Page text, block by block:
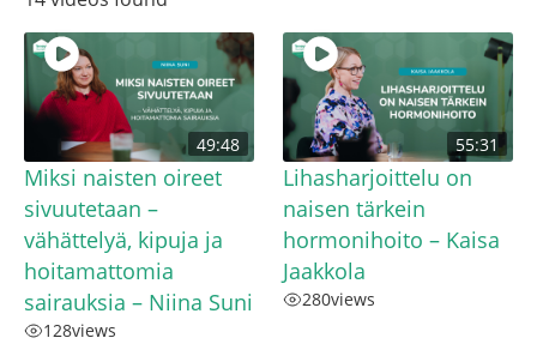
49:48
Miksi naisten oireet
sivuutetaan –
vähättelyä, kipuja ja
hoitamattomia
sairauksia – Niina Suni
128views
55:31
Lihasharjoittelu on
naisen tärkein
hormonihoito – Kaisa
Jaakkola
280views